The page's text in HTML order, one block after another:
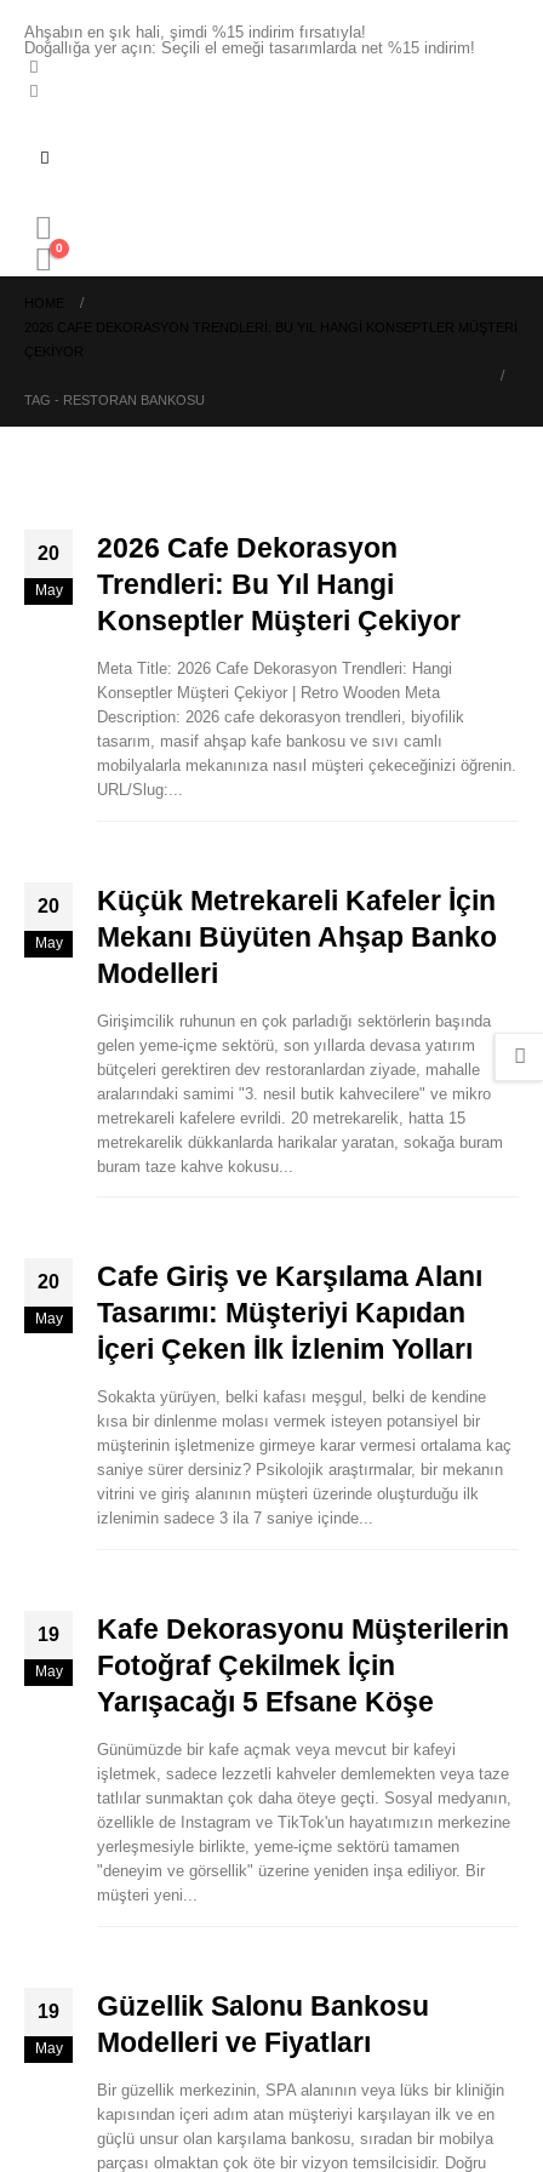
Ahşabın en şık hali, şimdi %15 indirim fırsatıyla!
Doğallığa yer açın: Seçili el emeği tasarımlarda net %15 indirim!
0
TAG - RESTORAN BANKOSU
20
May
2026 Cafe Dekorasyon
Trendleri: Bu Yıl Hangi
Konseptler Müşteri Çekiyor
Meta Title: 2026 Cafe Dekorasyon Trendleri: Hangi
Konseptler Müşteri Çekiyor | Retro Wooden Meta
Description: 2026 cafe dekorasyon trendleri, biyofilik
tasarım, masif ahşap kafe bankosu ve sıvı camlı
mobilyalarla mekanınıza nasıl müşteri çekeceğinizi öğrenin.
URL/Slug:...
20
May
Küçük Metrekareli Kafeler İçin
Mekanı Büyüten Ahşap Banko
Modelleri
Girişimcilik ruhunun en çok parladığı sektörlerin başında
gelen yeme-içme sektörü, son yıllarda devasa yatırım
bütçeleri gerektiren dev restoranlardan ziyade, mahalle
aralarındaki samimi "3. nesil butik kahvecilere" ve mikro
metrekareli kafelere evrildi. 20 metrekarelik, hatta 15
metrekarelik dükkanlarda harikalar yaratan, sokağa buram
buram taze kahve kokusu...
20
May
Cafe Giriş ve Karşılama Alanı
Tasarımı: Müşteriyi Kapıdan
İçeri Çeken İlk İzlenim Yolları
Sokakta yürüyen, belki kafası meşgul, belki de kendine
kısa bir dinlenme molası vermek isteyen potansiyel bir
müşterinin işletmenize girmeye karar vermesi ortalama kaç
saniye sürer dersiniz? Psikolojik araştırmalar, bir mekanın
vitrini ve giriş alanının müşteri üzerinde oluşturduğu ilk
izlenimin sadece 3 ila 7 saniye içinde...
19
May
Kafe Dekorasyonu Müşterilerin
Fotoğraf Çekilmek İçin
Yarışacağı 5 Efsane Köşe
Günümüzde bir kafe açmak veya mevcut bir kafeyi
işletmek, sadece lezzetli kahveler demlemekten veya taze
tatlılar sunmaktan çok daha öteye geçti. Sosyal medyanın,
özellikle de Instagram ve TikTok'un hayatımızın merkezine
yerleşmesiyle birlikte, yeme-içme sektörü tamamen
"deneyim ve görsellik" üzerine yeniden inşa ediliyor. Bir
müşteri yeni...
19
May
Güzellik Salonu Bankosu
Modelleri ve Fiyatları
Bir güzellik merkezinin, SPA alanının veya lüks bir kliniğin
kapısından içeri adım atan müşteriyi karşılayan ilk ve en
güçlü unsur olan karşılama bankosu, sıradan bir mobilya
parçası olmaktan çok öte bir vizyon temsilcisidir. Doğru